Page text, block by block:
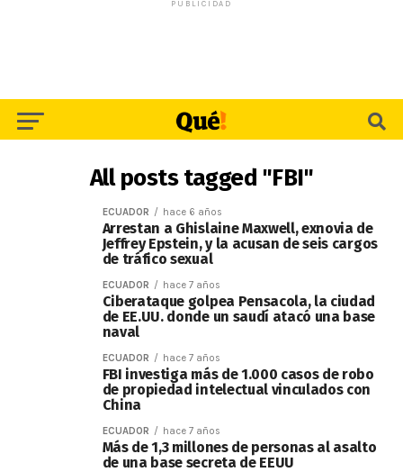
PUBLICIDAD
All posts tagged "FBI"
ECUADOR hace 6 años
Arrestan a Ghislaine Maxwell, exnovia de
Jeffrey Epstein, y la acusan de seis cargos
de tráfico sexual
ECUADOR hace 7 años
Ciberataque golpea Pensacola, la ciudad
de EE.UU. donde un saudí atacó una base
naval
ECUADOR hace 7 años
FBI investiga más de 1.000 casos de robo
de propiedad intelectual vinculados con
China
ECUADOR hace 7 años
Más de 1,3 millones de personas al asalto
de una base secreta de EEUU